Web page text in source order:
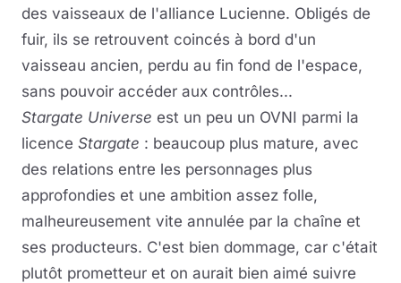
des vaisseaux de l'alliance Lucienne. Obligés de
fuir, ils se retrouvent coincés à bord d'un
vaisseau ancien, perdu au fin fond de l'espace,
sans pouvoir accéder aux contrôles...
Stargate Universe est un peu un OVNI parmi la
licence Stargate : beaucoup plus mature, avec
des relations entre les personnages plus
approfondies et une ambition assez folle,
malheureusement vite annulée par la chaîne et
ses producteurs. C'est bien dommage, car c'était
plutôt prometteur et on aurait bien aimé suivre